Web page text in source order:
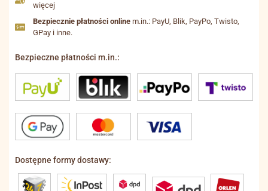
więcej
Bezpiecznie płatności online m.in.: PayU, Blik, PayPo, Twisto,
GPay i inne.
Bezpieczne płatności m.in.:
Dostępne formy dostawy: